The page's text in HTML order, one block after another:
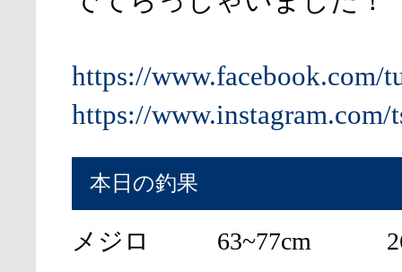
https://www.facebook.com/
https://www.instagram.com/
本日の釣果
メジロ 63~77cm